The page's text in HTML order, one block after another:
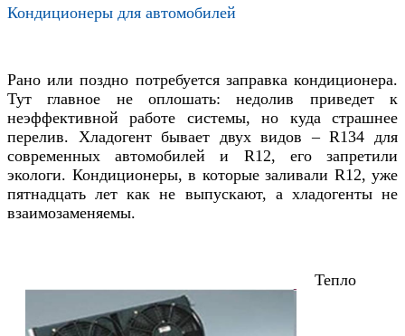
Кондиционеры для автомобилей
Рано или поздно потребуется заправка кондиционера.
Тут главное не оплошать: недолив приведет к
неэффективной работе системы, но куда страшнее
перелив. Хладогент бывает двух видов – R134 для
современных автомобилей и R12, его запретили
экологи. Кондиционеры, в которые заливали R12, уже
пятнадцать лет как не выпускают, а хладогенты не
взаимозаменяемы.
Тепло